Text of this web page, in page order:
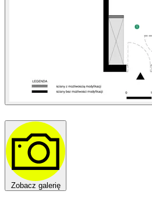
Zobacz galerię